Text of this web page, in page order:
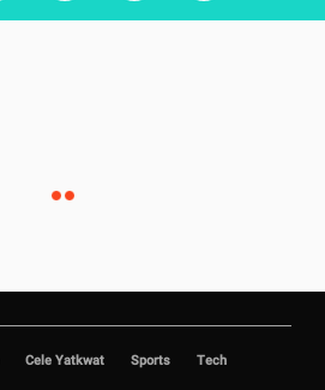
Cele Yatkwat Sports Tech